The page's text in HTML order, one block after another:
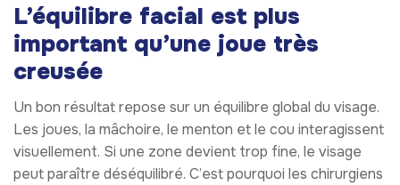
L’équilibre facial est plus
important qu’une joue très
creusée
Un bon résultat repose sur un équilibre global du visage.
Les joues, la mâchoire, le menton et le cou interagissent
visuellement. Si une zone devient trop fine, le visage
peut paraître déséquilibré. C’est pourquoi les chirurgiens